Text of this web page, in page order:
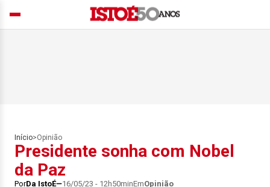
Início>Opinião
Presidente sonha com Nobel
da Paz
PorDa IstoÉ 16/05/23 - 12h50minEmOpinião